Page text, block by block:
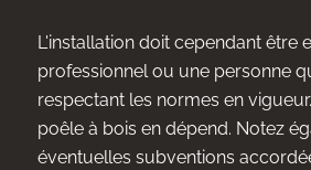
L'installation doit cependant être
professionnel ou une personne
respectant les normes en
poêle à bois en dépend. Notez
éventuelles subventions